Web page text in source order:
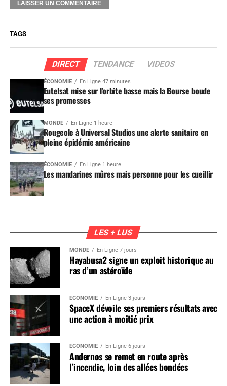
TAGS
DIRECT TENDANCE VIDEOS
ÉCONOMIE En Ligne 47 minutes
Eutelsat mise sur l’orbite basse mais la Bourse boude
ses promesses
MONDE En Ligne 1 heure
Rougeole à Universal Studios une alerte sanitaire en
pleine épidémie américaine
ÉCONOMIE En Ligne 1 heure
Les mandarines mûres mais personne pour les cueillir
LES + LUS
MONDE En Ligne 7 jours
Hayabusa2 signe un exploit historique au
ras d’un astéroïde
ÉCONOMIE En Ligne 3 jours
SpaceX dévoile ses premiers résultats avec
une action à moitié prix
ÉCONOMIE En Ligne 6 jours
Andernos se remet en route après
l’incendie, loin des allées bondées